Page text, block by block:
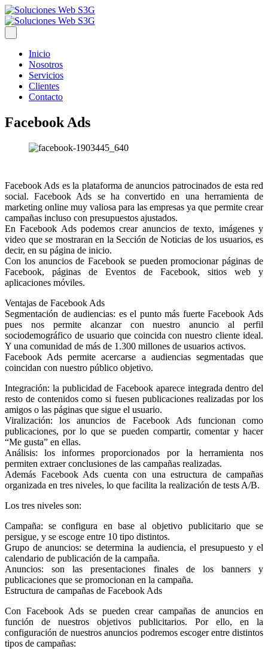
Inicio
Nosotros
Servicios
Clientes
Contacto
Facebook Ads
Facebook Ads es la plataforma de anuncios patrocinados de esta red
social. Facebook Ads se ha convertido en una herramienta de
marketing online muy valiosa para las empresas ya que permite crear
campañas incluso con presupuestos ajustados.
En Facebook Ads podemos crear anuncios de texto, imágenes y
video que se mostraran en la Sección de Noticias de los usuarios, es
decir, en su página de inicio.
Con los anuncios de Facebook se pueden promocionar páginas de
Facebook, páginas de Eventos de Facebook, sitios web y
aplicaciones móviles.
Ventajas de Facebook Ads
Segmentación de audiencias: es el punto más fuerte Facebook Ads
pues nos permite alcanzar con nuestro anuncio al perfil
sociodemográfico de usuario que coincida con nuestro cliente ideal.
Y una comunidad de más de 1.300 millones de usuarios activos.
Facebook Ads permite acercarse a audiencias segmentadas que
coincidan con nuestro público objetivo.
Integración: la publicidad de Facebook aparece integrada dentro del
resto de contenidos como si fuesen publicaciones realizadas por los
amigos o las páginas que sigue el usuario.
Viralización: los anuncios de Facebook Ads funcionan como
publicaciones, por lo que se pueden compartir, comentar y hacer
“Me gusta” en ellas.
Análisis: los informes proporcionados por la herramienta nos
permiten extraer conclusiones de las campañas realizadas.
Además Facebook Ads cuenta con una estructura de campañas
organizada en tres niveles, lo que facilita la realización de tests A/B.
Los tres niveles son:
Campaña: se configura en base al objetivo publicitario que se
persigue, y se escoge entre 10 tipo distintos.
Grupo de anuncios: se determina la audiencia, el presupuesto y el
calendario de publicación de la campaña.
Anuncios: son las presentaciones finales de los banners y
publicaciones que se promocionan en la campaña.
Estructura de campañas de Facebook Ads
Con Facebook Ads se pueden crear campañas de anuncios en
función de nuestros objetivos publicitarios. Por ello, en la
configuración de nuestros anuncios podremos escoger entre distintos
tipos de campañas: